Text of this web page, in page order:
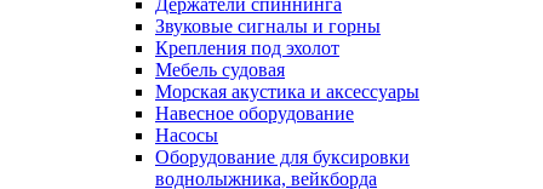
Держатели спиннинга
Звуковые сигналы и горны
Крепления под эхолот
Мебель судовая
Морская акустика и аксессуары
Навесное оборудование
Насосы
Оборудование для буксировки
воднолыжника, вейкборда